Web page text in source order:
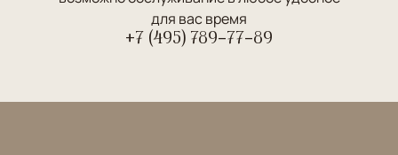
для вас время
+7 (495) 789-77-89